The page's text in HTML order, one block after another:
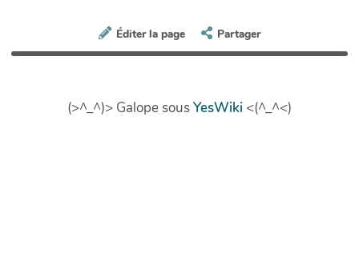
Éditer la page Partager
(>^_^)> Galope sousYesWiki <(^_^<)